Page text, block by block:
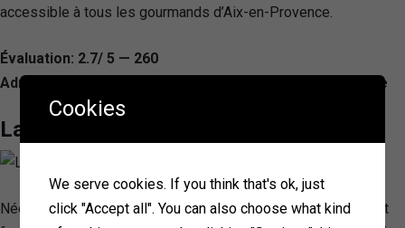
accessible à tous les gourmands d’Aix-en-Provence.
Évaluation: 2.7/ 5 — 260
Adresse: 7 Cr Gambetta, 13100 Aix-en-Provence, France
La Galice
Née en 2017 à Aix-en-Provence, La Galice est une pizzeria et
Cookies
We serve cookies. If you think that's ok, just
click "Accept all". You can also choose what kind